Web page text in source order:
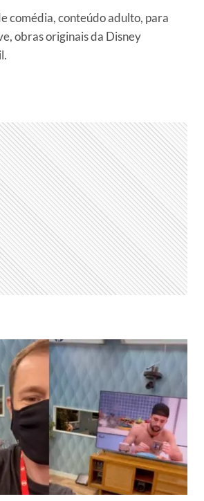
comédia, conteúdo adulto, para
obras originais da Disney